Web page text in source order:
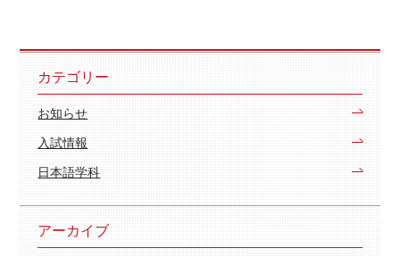
カテゴリー
お知らせ
入試情報
日本語学科
アーカイブ